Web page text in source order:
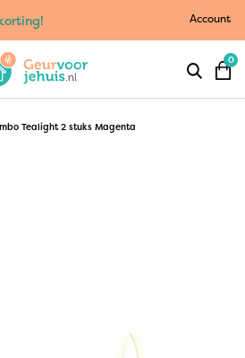
Account
0
Tealight 2 stuks Magenta